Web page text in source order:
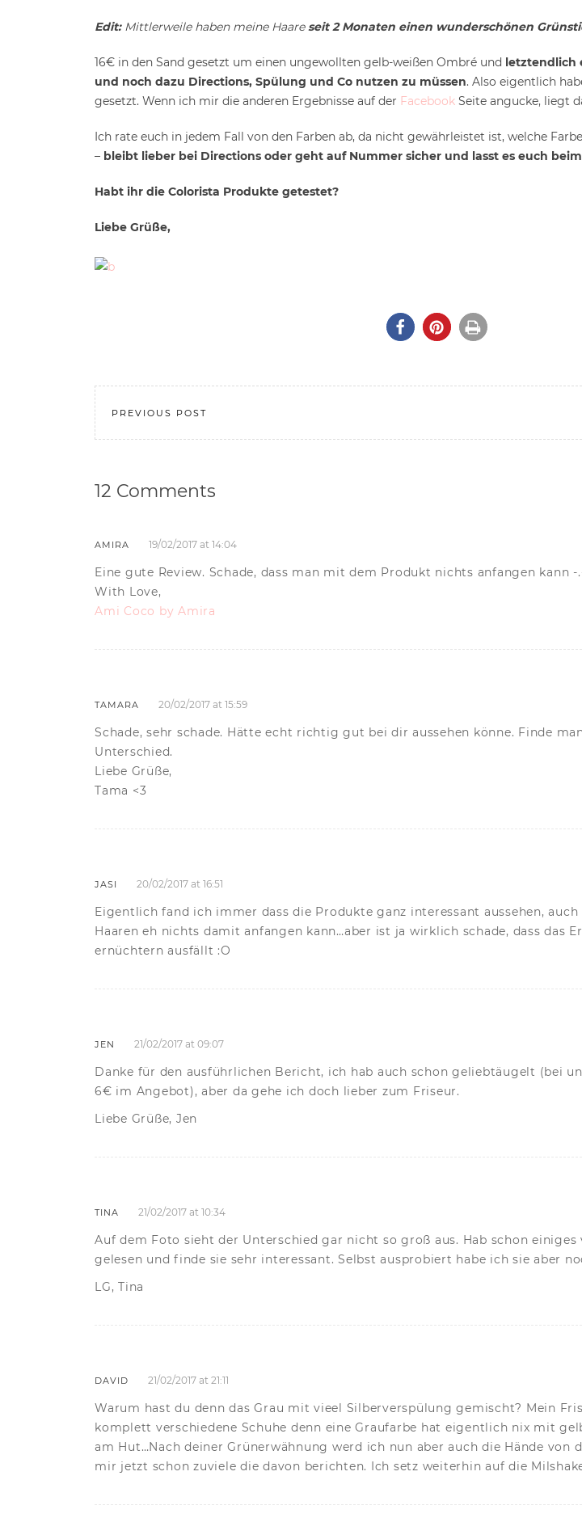
Edit:Mittlerweile haben meine Haareseit 2 Monaten einen wunderschönen
16€ in den Sand gesetzt um einen ungewollten gelb-weißen Ombré und letztendlich
und noch dazu Directions, Spülung und Co nutzen zu müssen. Also eigentlich
gesetzt. Wenn ich mir die anderen Ergebnisse auf der Facebook Seite angucke, liegt
Ich rate euch in jedem Fall von den Farben ab, da nicht gewährleistet ist, welche
– bleibt lieber bei Directions oder geht auf Nummer sicher und lasst es euch
Habt ihr die Colorista Produkte getestet?
Liebe Grüße,
PREVIOUS POST
12 Comments
AMIRA 19/02/2017 at 14:04
Eine gute Review. Schade, dass man mit dem Produkt nichts anfangen kann -
With Love,
Ami Coco by Amira
TAMARA 20/02/2017 at 15:59
Schade, sehr schade. Hätte echt richtig gut bei dir aussehen könne. Finde
Unterschied.
Liebe Grüße,
Tama <3
JASI 20/02/2017 at 16:51
Eigentlich fand ich immer dass die Produkte ganz interessant aussehen,
Haaren eh nichts damit anfangen kann…aber ist ja wirklich schade, dass das
ernüchtern ausfällt :O
JEN 21/02/2017 at 09:07
Danke für den ausführlichen Bericht, ich hab auch schon geliebtäugelt (bei
6€ im Angebot), aber da gehe ich doch lieber zum Friseur.
Liebe Grüße, Jen
TINA 21/02/2017 at 10:34
Auf dem Foto sieht der Unterschied gar nicht so groß aus. Hab schon
gelesen und finde sie sehr interessant. Selbst ausprobiert habe ich sie aber
LG, Tina
DAVID 21/02/2017 at 21:11
Warum hast du denn das Grau mit vieel Silberverspülung gemischt? Mein
komplett verschiedene Schuhe denn eine Graufarbe hat eigentlich nix mit
am Hut…Nach deiner Grünerwähnung werd ich nun aber auch die Hände von
mir jetzt schon zuviele die davon berichten. Ich setz weiterhin auf die